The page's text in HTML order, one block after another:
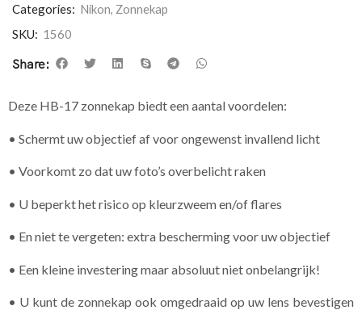
Categories: Nikon, Zonnekap
SKU: 1560
Share:
Deze HB-17 zonnekap biedt een aantal voordelen:
• Schermt uw objectief af voor ongewenst invallend licht
• Voorkomt zo dat uw foto’s overbelicht raken
• U beperkt het risico op kleurzweem en/of flares
• En niet te vergeten: extra bescherming voor uw objectief
• Een kleine investering maar absoluut niet onbelangrijk!
• U kunt de zonnekap ook omgedraaid op uw lens bevestigen